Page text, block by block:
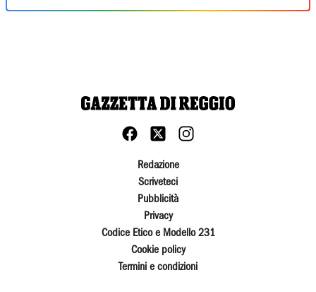
Redazione
Scriveteci
Pubblicità
Privacy
Codice Etico e Modello 231
Cookie policy
Termini e condizioni